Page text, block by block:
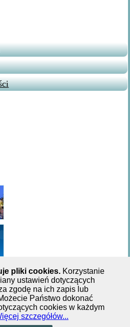
Publiczna w Parczewie,ul. 11
tel: +48 833 551 244
pliki cookies. Korzystanie
ustawień dotyczących
zgodę na ich zapis lub
Państwo dokonać
cookies w każdym
szczegółów...